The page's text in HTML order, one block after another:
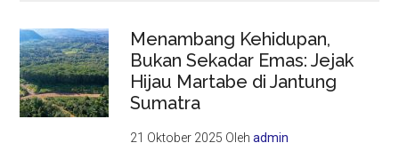
Menambang Kehidupan,
Bukan Sekadar Emas: Jejak
Hijau Martabe di Jantung
Sumatra
21 Oktober 2025 Olehadmin